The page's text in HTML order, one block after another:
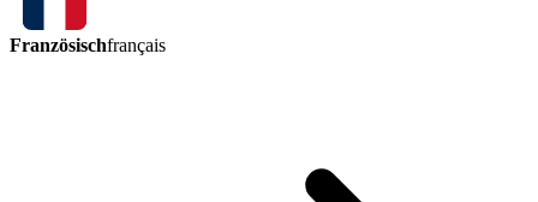
Französischfrançais